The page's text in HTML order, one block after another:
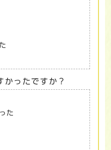
かったですか？
た